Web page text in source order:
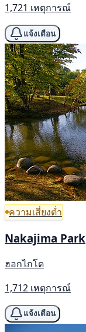
1,721 เหตุการณ์
แจ้งเตือน
ความเสี่ยงต่ำ
Nakajima Park
ฮอกไกโด
1,712 เหตุการณ์
แจ้งเตือน